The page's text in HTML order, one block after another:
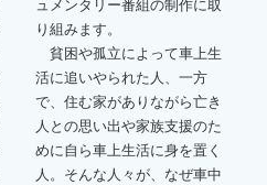
り組みます。
貧困や孤立によって車上生
活に追いやられた人、一方
で、住む家がありながら亡き
人との思い出や家族支援のた
めに自ら車上生活に身を置く
人。そんな人々が、なぜ車中